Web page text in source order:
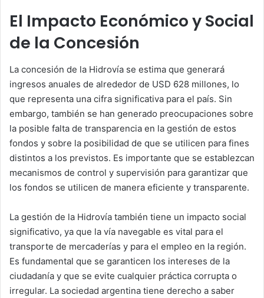
El Impacto Económico y Social
de la Concesión
La concesión de la Hidrovía se estima que generará
ingresos anuales de alrededor de USD 628 millones, lo
que representa una cifra significativa para el país. Sin
embargo, también se han generado preocupaciones sobre
la posible falta de transparencia en la gestión de estos
fondos y sobre la posibilidad de que se utilicen para fines
distintos a los previstos. Es importante que se establezcan
mecanismos de control y supervisión para garantizar que
los fondos se utilicen de manera eficiente y transparente.
La gestión de la Hidrovía también tiene un impacto social
significativo, ya que la vía navegable es vital para el
transporte de mercaderías y para el empleo en la región.
Es fundamental que se garanticen los intereses de la
ciudadanía y que se evite cualquier práctica corrupta o
irregular. La sociedad argentina tiene derecho a saber